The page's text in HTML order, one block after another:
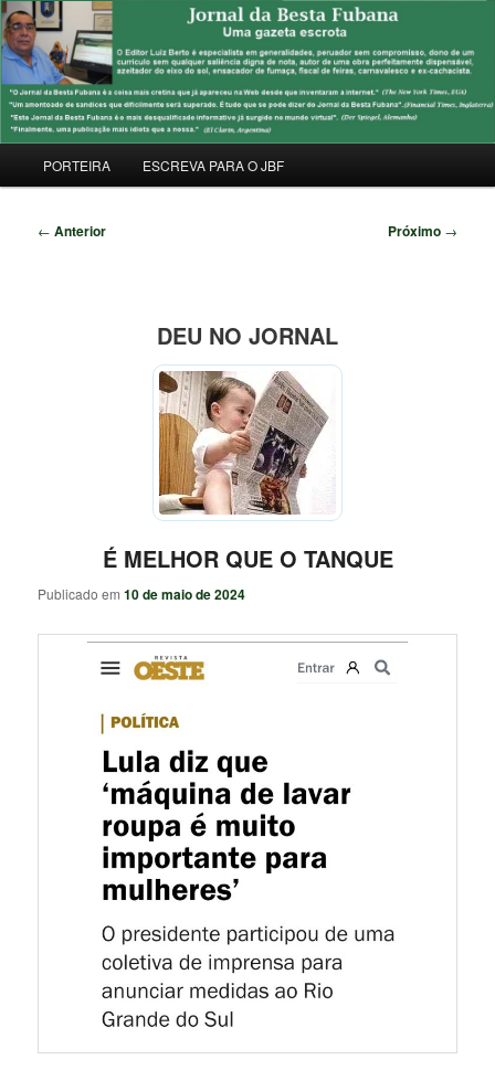
Pular
para
o
conteúdo
principalJORNAL DA BESTA FUBANA
Uma Gazeta Escrota
principal
PORTEIRA ESCREVA PARA O JBF
Navegação
← Anterior Próximo →
DEU NO JORNAL
É MELHOR QUE O TANQUE
Publicado em10 de maio de 2024